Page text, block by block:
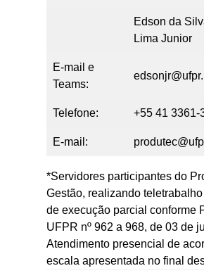
Edson da
Lima Junior
E-mail e
Teams:
Telefone: +55 41 3361-
E-mail:
*Servidores participantes do
Gestão, realizando
de execução parcial conforme
UFPR nº 962 a 968, de 03 de
Atendimento presencial de
escala apresentada no final